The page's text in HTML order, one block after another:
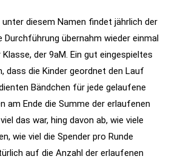
diesem Namen findet jährlich der
übernahm wieder einmal
der 9aM. Ein gut eingespieltes
dass die Kinder geordnet den Lauf
Bändchen für jede gelaufene
am Ende die Summe der erlaufenen
das war, hing davon ab, wie viele
wie viel die Spender pro Runde
auf die Anzahl der erlaufenen